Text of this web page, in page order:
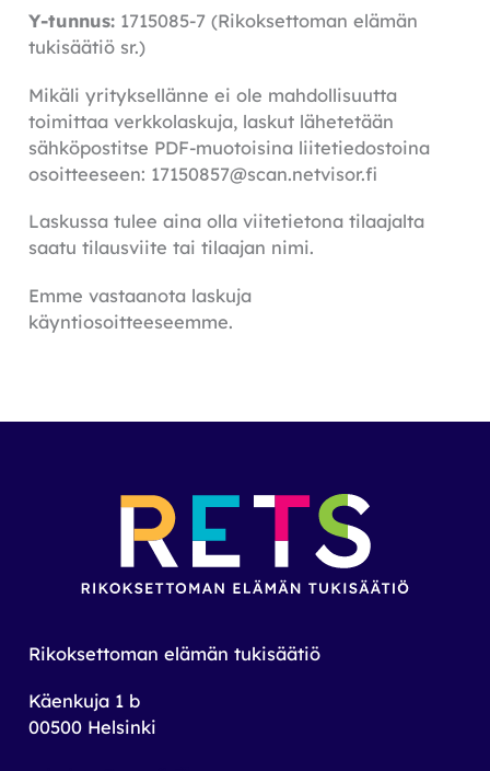
Y-tunnus: 1715085-7 (Rikoksettoman elämän
tukisäätiö sr.)
Mikäli yrityksellänne ei ole mahdollisuutta
toimittaa verkkolaskuja, laskut lähetetään
sähköpostitse PDF-muotoisina liitetiedostoina
osoitteeseen: 17150857@scan.netvisor.fi
Laskussa tulee aina olla viitetietona tilaajalta
saatu tilausviite tai tilaajan nimi.
Emme vastaanota laskuja
käyntiosoitteeseemme.
Rikoksettoman elämän tukisäätiö
Käenkuja 1 b
00500 Helsinki